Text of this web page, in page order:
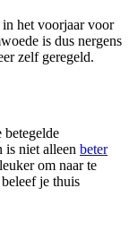
het voorjaar voor
is dus nergens
zelf geregeld.
is niet alleen beter
om naar te
je thuis